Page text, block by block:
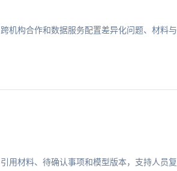
机构合作和数据服务配置差异化问题、材料与
用材料、待确认事项和模型版本，支持人员复